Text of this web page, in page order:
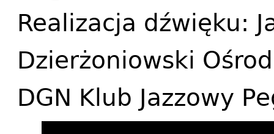
Realizacja dźwięku:
Dzierżoniowski
DGN Klub Jazzowy